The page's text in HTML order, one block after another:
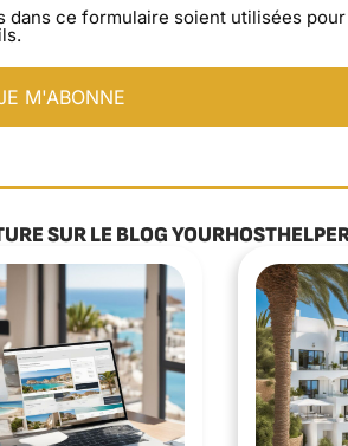
dans ce formulaire soient utilisées
SUR LE BLOG